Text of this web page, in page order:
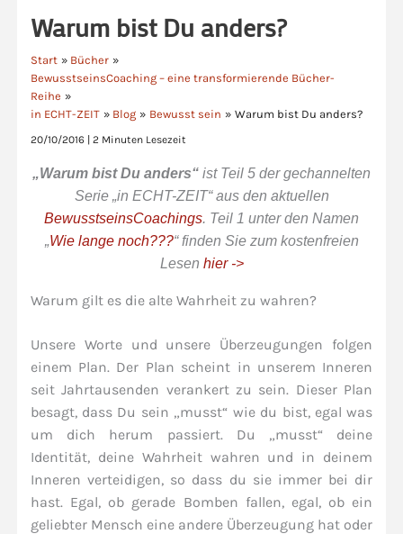
Warum bist Du anders?
Start
Bücher
BewusstseinsCoaching – eine transformierende Bücher-
Reihe
in ECHT-ZEIT
Blog Bewusst sein Warum bist Du anders?
20/10/2016 2 Minuten Lesezeit
„Warum bist Du anders“ ist Teil 5 der gechannelten
Serie „in ECHT-ZEIT“ aus den aktuellen
BewusstseinsCoachings. Teil 1 unter den Namen
„Wie lange noch???“ finden Sie zum kostenfreien
Lesen hier ->
Warum gilt es die alte Wahrheit zu wahren?
Unsere Worte und unsere Überzeugungen folgen
einem Plan. Der Plan scheint in unserem Inneren
seit Jahrtausenden verankert zu sein. Dieser Plan
besagt, dass Du sein „musst“ wie du bist, egal was
um dich herum passiert. Du „musst“ deine
Identität, deine Wahrheit wahren und in deinem
Inneren verteidigen, so dass du sie immer bei dir
hast. Egal, ob gerade Bomben fallen, egal, ob ein
geliebter Mensch eine andere Überzeugung hat oder